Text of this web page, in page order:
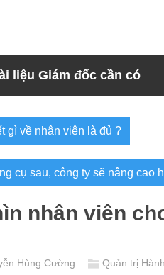
liệu Giám đốc cần có
gì về nhân viên là đủ ?
cụ sau, công ty sẽ nâng cao
nhân viên
Hùng Cường
Quản trị